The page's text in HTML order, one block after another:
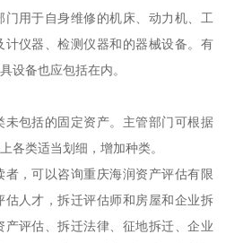
用于自身维修的机床、动力机、工
仪器、检测仪器和的器械设备。有
设备也应包括在内。
包括的固定资产。主管部门可根据
各类适当划细，增加种类。
，可以咨询重庆海润资产评估有限
人才，拆迁评估师和房屋和企业拆
评估、拆迁法律、征地拆迁、企业